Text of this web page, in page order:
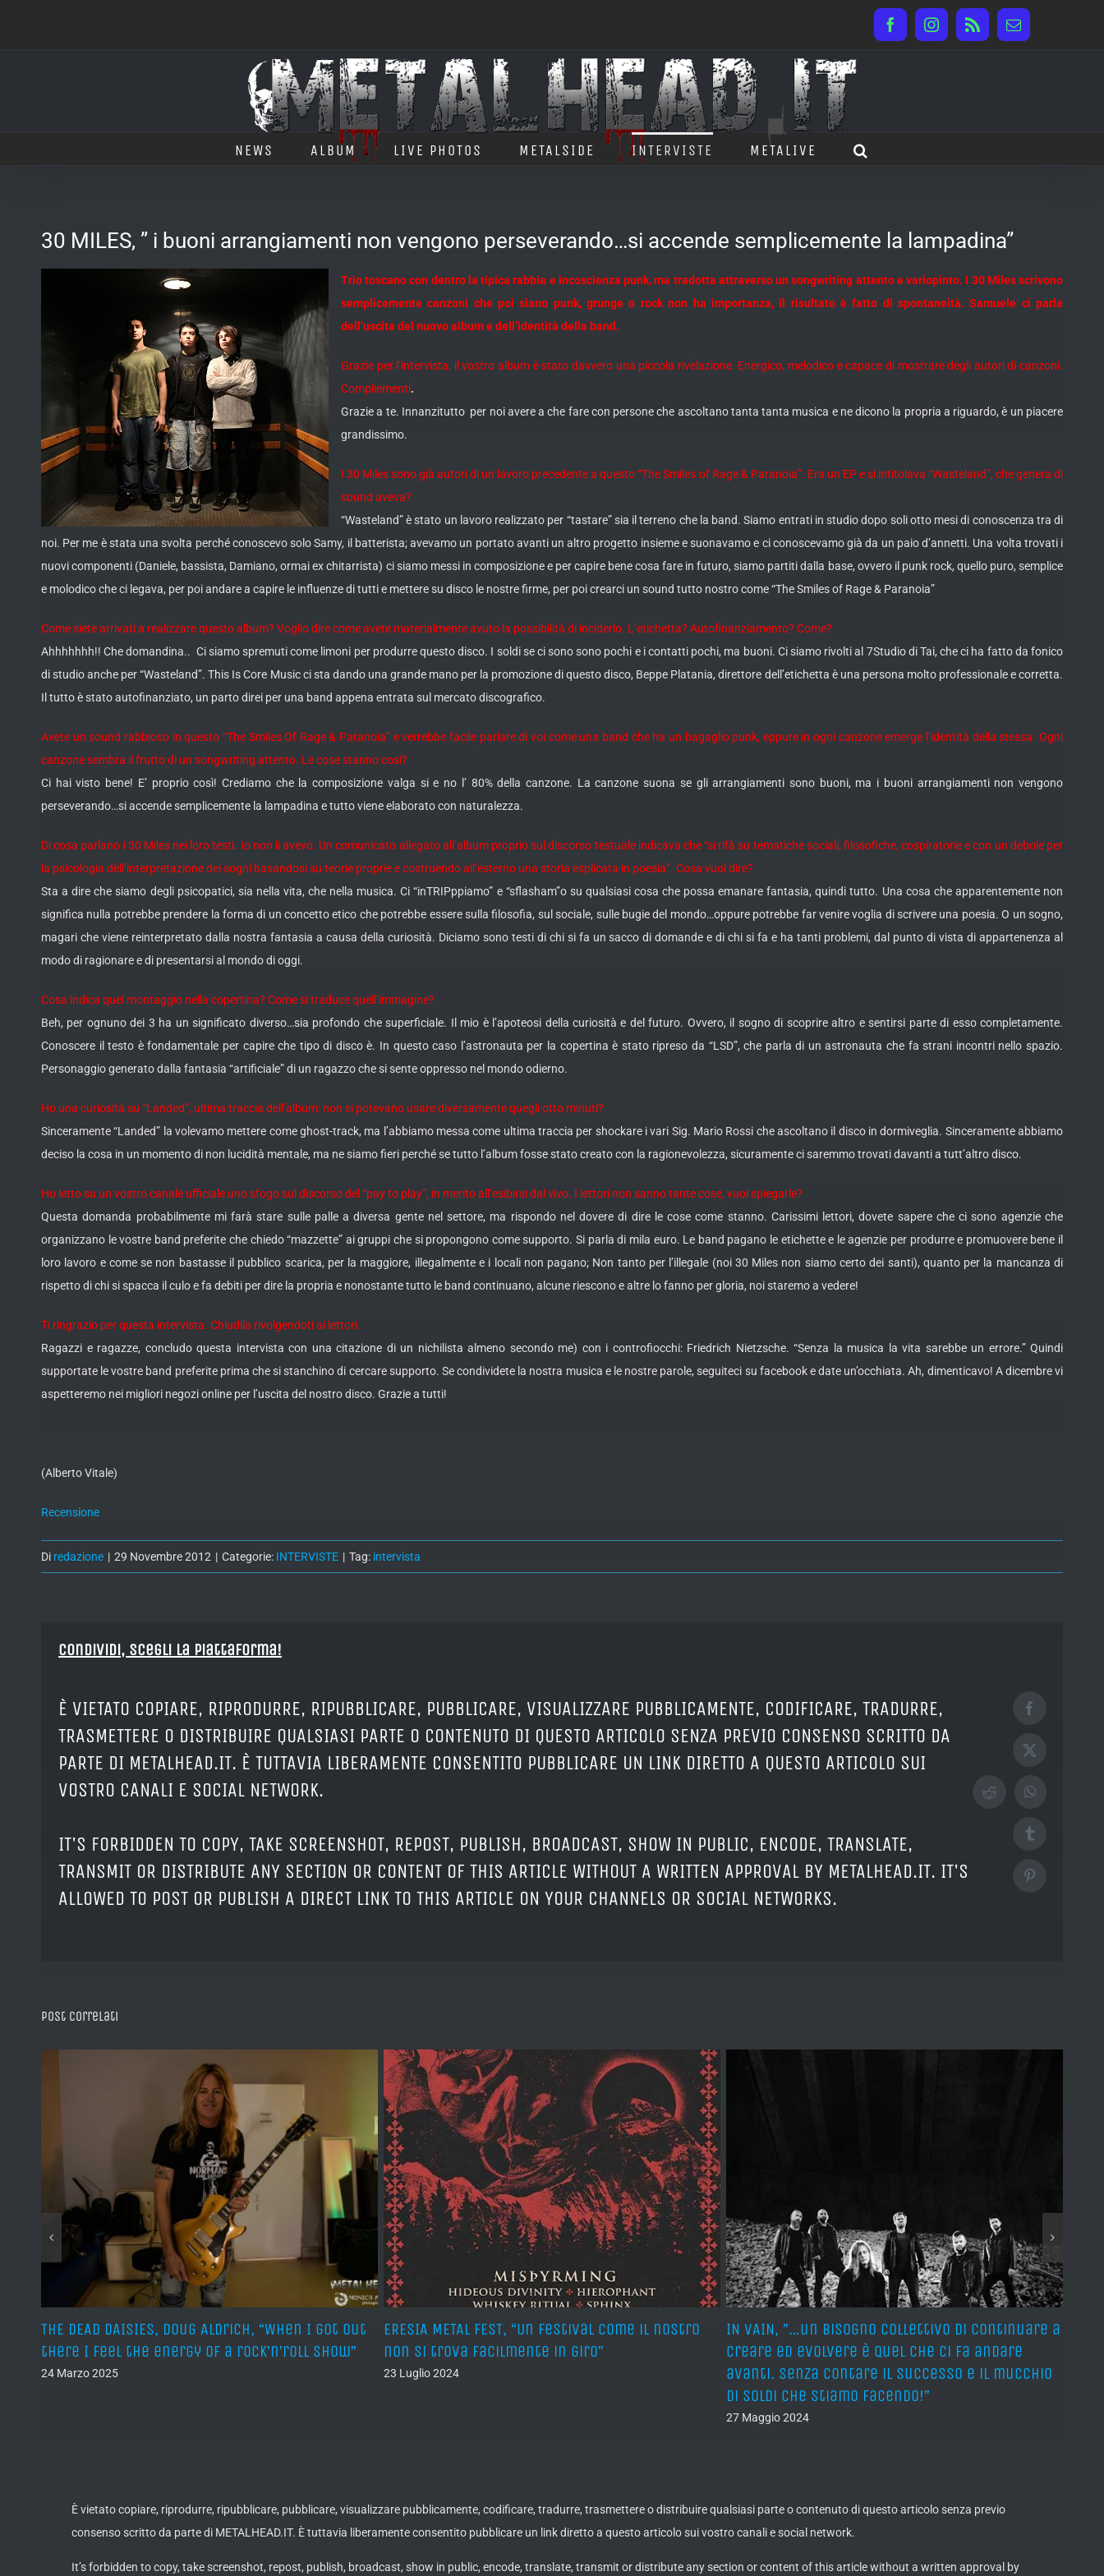
FacebookInstagram
Rss Email
NEWS ALBUM LIVE PHOTOS METALSIDE INTERVISTE METALIVE
30 MILES, ” i buoni arrangiamenti non vengono perseverando…si accende semplicemente la lampadina”
Trio toscano con dentro la tipica rabbia e incoscienza punk, ma tradotta attraverso un songwriting attento e variopinto. I 30 Miles scrivono
semplicemente canzoni che poi siano punk, grunge o rock non ha importanza, il risultato è fatto di spontaneità. Samuele ci parla
dell’uscita del nuovo album e dell’identità della band.
Grazie per l’intervista, il vostro album è stato davvero una piccola rivelazione. Energico, melodico e capace di mostrare degli autori di canzoni.
Compliementi.
Grazie a te. Innanzitutto per noi avere a che fare con persone che ascoltano tanta tanta musica e ne dicono la propria a riguardo, è un piacere
grandissimo.
I 30 Miles sono già autori di un lavoro precedente a questo “The Smiles of Rage & Paranoia”. Era un EP e si intitolava “Wasteland”, che genera di
sound aveva?
“Wasteland” è stato un lavoro realizzato per “tastare” sia il terreno che la band. Siamo entrati in studio dopo soli otto mesi di conoscenza tra di
noi. Per me è stata una svolta perché conoscevo solo Samy, il batterista; avevamo un portato avanti un altro progetto insieme e suonavamo e ci conoscevamo già da un paio d’annetti. Una volta trovati i
nuovi componenti (Daniele, bassista, Damiano, ormai ex chitarrista) ci siamo messi in composizione e per capire bene cosa fare in futuro, siamo partiti dalla base, ovvero il punk rock, quello puro, semplice
e molodico che ci legava, per poi andare a capire le influenze di tutti e mettere su disco le nostre firme, per poi crearci un sound tutto nostro come “The Smiles of Rage & Paranoia”
Come siete arrivati a realizzare questo album? Voglio dire come avete materialmente avuto la possibilità di inciderlo. L’etichetta? Autofinanziamento? Come?
Ahhhhhhh!! Che domandina.. Ci siamo spremuti come limoni per produrre questo disco. I soldi se ci sono sono pochi e i contatti pochi, ma buoni. Ci siamo rivolti al 7Studio di Tai, che ci ha fatto da fonico
di studio anche per “Wasteland”. This Is Core Music ci sta dando una grande mano per la promozione di questo disco, Beppe Platania, direttore dell’etichetta è una persona molto professionale e corretta.
Il tutto è stato autofinanziato, un parto direi per una band appena entrata sul mercato discografico.
Avete un sound rabbioso in questo “The Smiles Of Rage & Paranoia” e verrebbe facile parlare di voi come una band che ha un bagaglio punk, eppure in ogni canzone emerge l’identità della stessa. Ogni
canzone sembra il frutto di un songwriting attento. Le cose stanno così?
Ci hai visto bene! E’ proprio così! Crediamo che la composizione valga si e no l’ 80% della canzone. La canzone suona se gli arrangiamenti sono buoni, ma i buoni arrangiamenti non vengono
perseverando…si accende semplicemente la lampadina e tutto viene elaborato con naturalezza.
Di cosa parlano i 30 Miles nei loro testi. Io non li avevo. Un comunicato allegato all’album proprio sul discorso testuale indicava che “si rifà su tematiche sociali, filosofiche, cospiratorie e con un debole per
la psicologia dell’interpretazione dei sogni basandosi su teorie proprie e costruendo all’esterno una storia esplicata in poesia”. Cosa vuol dire?
Sta a dire che siamo degli psicopatici, sia nella vita, che nella musica. Ci “inTRIPppiamo” e “sflasham”o su qualsiasi cosa che possa emanare fantasia, quindi tutto. Una cosa che apparentemente non
significa nulla potrebbe prendere la forma di un concetto etico che potrebbe essere sulla filosofia, sul sociale, sulle bugie del mondo…oppure potrebbe far venire voglia di scrivere una poesia. O un sogno,
magari che viene reinterpretato dalla nostra fantasia a causa della curiosità. Diciamo sono testi di chi si fa un sacco di domande e di chi si fa e ha tanti problemi, dal punto di vista di appartenenza al
modo di ragionare e di presentarsi al mondo di oggi.
Cosa indica quel montaggio nella copertina? Come si traduce quell’immagine?
Beh, per ognuno dei 3 ha un significato diverso…sia profondo che superficiale. Il mio è l’apoteosi della curiosità e del futuro. Ovvero, il sogno di scoprire altro e sentirsi parte di esso completamente.
Conoscere il testo è fondamentale per capire che tipo di disco è. In questo caso l’astronauta per la copertina è stato ripreso da “LSD”, che parla di un astronauta che fa strani incontri nello spazio.
Personaggio generato dalla fantasia “artificiale” di un ragazzo che si sente oppresso nel mondo odierno.
Ho una curiosità su “Landed”, ultima traccia dell’album: non si potevano usare diversamente quegli otto minuti?
Sinceramente “Landed” la volevamo mettere come ghost-track, ma l’abbiamo messa come ultima traccia per shockare i vari Sig. Mario Rossi che ascoltano il disco in dormiveglia. Sinceramente abbiamo
deciso la cosa in un momento di non lucidità mentale, ma ne siamo fieri perché se tutto l’album fosse stato creato con la ragionevolezza, sicuramente ci saremmo trovati davanti a tutt’altro disco.
Ho letto su un vostro canale ufficiale uno sfogo sul discorso del “pay to play”, in merito all’esibirsi dal vivo. I lettori non sanno tante cose, vuoi spiegarle?
Questa domanda probabilmente mi farà stare sulle palle a diversa gente nel settore, ma rispondo nel dovere di dire le cose come stanno. Carissimi lettori, dovete sapere che ci sono agenzie che
organizzano le vostre band preferite che chiedo “mazzette” ai gruppi che si propongono come supporto. Si parla di mila euro. Le band pagano le etichette e le agenzie per produrre e promuovere bene il
loro lavoro e come se non bastasse il pubblico scarica, per la maggiore, illegalmente e i locali non pagano; Non tanto per l’illegale (noi 30 Miles non siamo certo dei santi), quanto per la mancanza di
rispetto di chi si spacca il culo e fa debiti per dire la propria e nonostante tutto le band continuano, alcune riescono e altre lo fanno per gloria, noi staremo a vedere!
Ti ringrazio per questa intervista. Chiudila rivolgendoti ai lettori.
Ragazzi e ragazze, concludo questa intervista con una citazione di un nichilista almeno secondo me) con i controfiocchi: Friedrich Nietzsche. “Senza la musica la vita sarebbe un errore.” Quindi
supportate le vostre band preferite prima che si stanchino di cercare supporto. Se condividete la nostra musica e le nostre parole, seguiteci su facebook e date un’occhiata. Ah, dimenticavo! A dicembre vi
aspetteremo nei migliori negozi online per l’uscita del nostro disco. Grazie a tutti!
(Alberto Vitale)
Recensione
Di redazione | 29 Novembre 2012 | Categorie: INTERVISTE | Tag: intervista
Condividi, Scegli la piattaforma!
È VIETATO COPIARE, RIPRODURRE, RIPUBBLICARE, PUBBLICARE, VISUALIZZARE PUBBLICAMENTE, CODIFICARE, TRADURRE,
TRASMETTERE O DISTRIBUIRE QUALSIASI PARTE O CONTENUTO DI QUESTO ARTICOLO SENZA PREVIO CONSENSO SCRITTO DA
PARTE DI METALHEAD.IT. È TUTTAVIA LIBERAMENTE CONSENTITO PUBBLICARE UN LINK DIRETTO A QUESTO ARTICOLO SUI
VOSTRO CANALI E SOCIAL NETWORK.
IT'S FORBIDDEN TO COPY, TAKE SCREENSHOT, REPOST, PUBLISH, BROADCAST, SHOW IN PUBLIC, ENCODE, TRANSLATE,
TRANSMIT OR DISTRIBUTE ANY SECTION OR CONTENT OF THIS ARTICLE WITHOUT A WRITTEN APPROVAL BY METALHEAD.IT. IT'S
ALLOWED TO POST OR PUBLISH A DIRECT LINK TO THIS ARTICLE ON YOUR CHANNELS OR SOCIAL NETWORKS.
Facebook
X
RedditWhatsApp
Tumblr
Pinterest
Post correlati
THE DEAD DAISIES, Doug Aldrich, “When I got out
there I feel the energy of a rock’n’roll show”
24 Marzo 2025
ERESIA METAL FEST, “Un festival come il nostro
non si trova facilmente in giro”
23 Luglio 2024
IN VAIN, ”…un bisogno collettivo di continuare a
creare ed evolvere è quel che ci fa andare
avanti. Senza contare il successo e il mucchio
di soldi che stiamo facendo!”
27 Maggio 2024
È vietato copiare, riprodurre, ripubblicare, pubblicare, visualizzare pubblicamente, codificare, tradurre, trasmettere o distribuire qualsiasi parte o contenuto di questo articolo senza previo
consenso scritto da parte di METALHEAD.IT. È tuttavia liberamente consentito pubblicare un link diretto a questo articolo sui vostro canali e social network.
It’s forbidden to copy, take screenshot, repost, publish, broadcast, show in public, encode, translate, transmit or distribute any section or content of this article without a written approval by